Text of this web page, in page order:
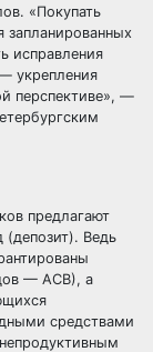
«Покупать
запланированных
исправления
укрепления
перспективе», —
предлагают
(депозит). Ведь
— АСВ), а
средствами